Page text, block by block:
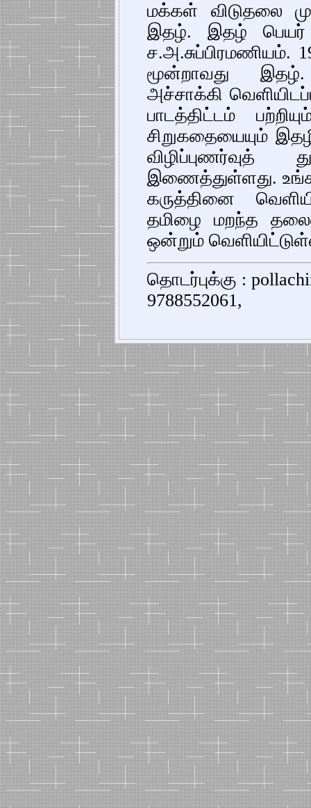
மக்கள் விடுதலை
இதழ். இதழ் பெயர்
ச.அ.சுப்பிரமணியம்.
மூன்றாவது இதழ்.
அச்சாக்கி
பாடத்திட்டம்
சிறுகதையையும்
விழிப்புணர்வுத்
இணைத்துள்ளது.
கருத்தினை
தமிழை மறந்த
ஒன்றும்
தொடர்புக்கு :
9788552061,